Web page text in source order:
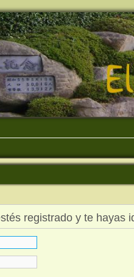
registrado y te hayas